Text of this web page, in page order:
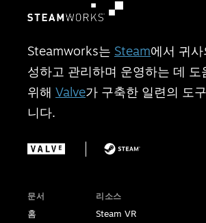
Steamworks는 Steam에서 귀
성하고 관리하며 운영하는 데 도
위해 Valve가 구축한 일련의 도
니다.
문서
홈
리소스
Steam VR